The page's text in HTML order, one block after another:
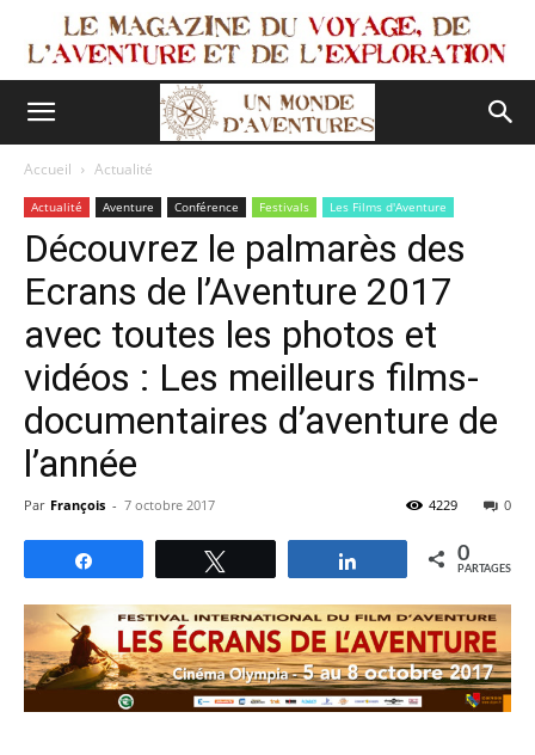
Accueil Actualité
Actualité Aventure Conférence Festivals Les Films d'Aventure
Découvrez le palmarès des
Ecrans de l’Aventure 2017
avec toutes les photos et
vidéos : Les meilleurs films-
documentaires d’aventure de
l’année
Par François - 7 octobre 2017 0
4229
Partagez 0
PARTAGES